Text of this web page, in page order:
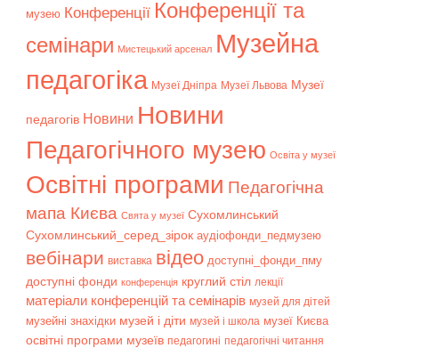
музею Конференції Конференції та
семінари Мистецький арсенал Музейна
педагогіка Музеї Дніпра Музеї Львова Музеї
педагогів Новини Новини
Педагогічного музею Освіта у музеї
Освітні програми Педагогічна
мапа Києва Свята у музеї Сухомлинський
Сухомлинський_серед_зірок аудіофонди_педмузею
вебінари виставка відео доступні_фонди_пму
доступні фонди конференція круглий стіл лекції
матеріали конференцій та семінарів музей для дітей
музейні знахідки музей і діти музей і школа музеї Києва
освітні програми музеїв педагогині педагогічні читання